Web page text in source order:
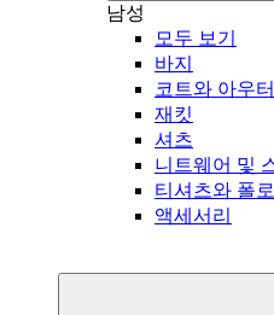
남성
모두 보기
바지
코트와 아우
재킷
셔츠
니트웨어 및
티셔츠와 폴
액세서리